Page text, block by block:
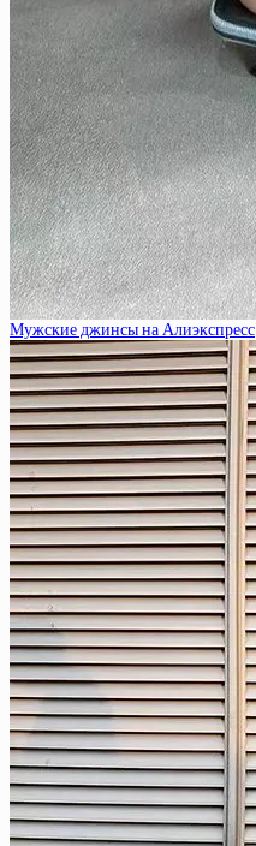
Мужские джинсы на Алиэкспресс